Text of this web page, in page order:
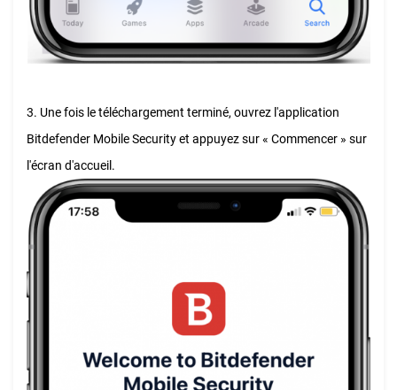
3. Une fois le téléchargement terminé, ouvrez l'application
Bitdefender Mobile Security et appuyez sur « Commencer » sur
l'écran d'accueil.